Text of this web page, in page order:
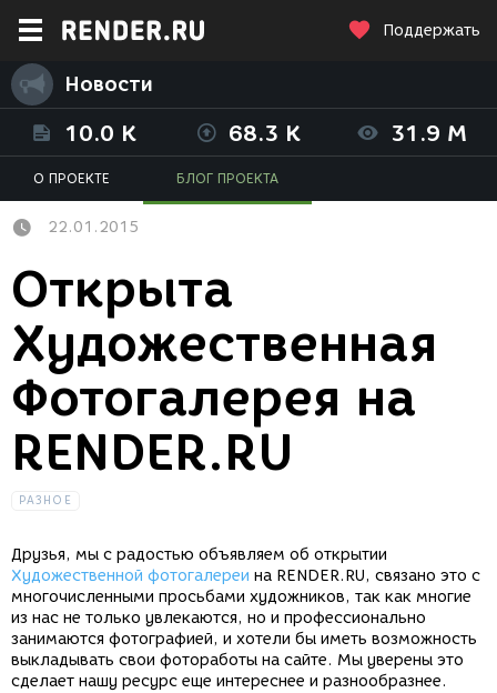
Поддержать
Новости
10.0 K 68.3 K 31.9 M
О ПРОЕКТЕ БЛОГ ПРОЕКТА
22.01.2015
Открыта
Художественная
Фотогалерея на
RENDER.RU
РАЗНОЕ
Друзья, мы с радостью объявляем об открытии
Художественной фотогалереи на RENDER.RU, связано это с
многочисленными просьбами художников, так как многие
из нас не только увлекаются, но и профессионально
занимаются фотографией, и хотели бы иметь возможность
выкладывать свои фотоработы на сайте. Мы уверены это
сделает нашу ресурс еще интереснее и разнообразнее.